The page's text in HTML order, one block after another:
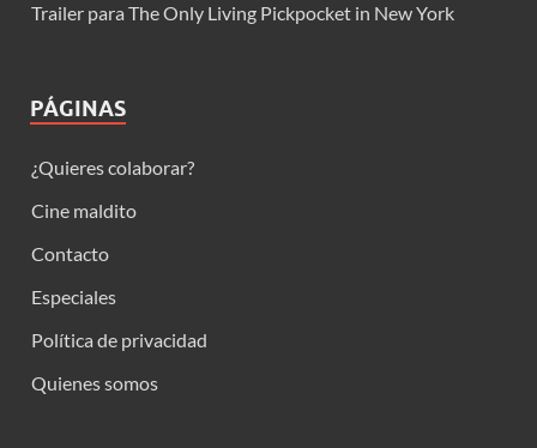
Trailer para The Only Living Pickpocket in New York
PÁGINAS
¿Quieres colaborar?
Cine maldito
Contacto
Especiales
Política de privacidad
Quienes somos